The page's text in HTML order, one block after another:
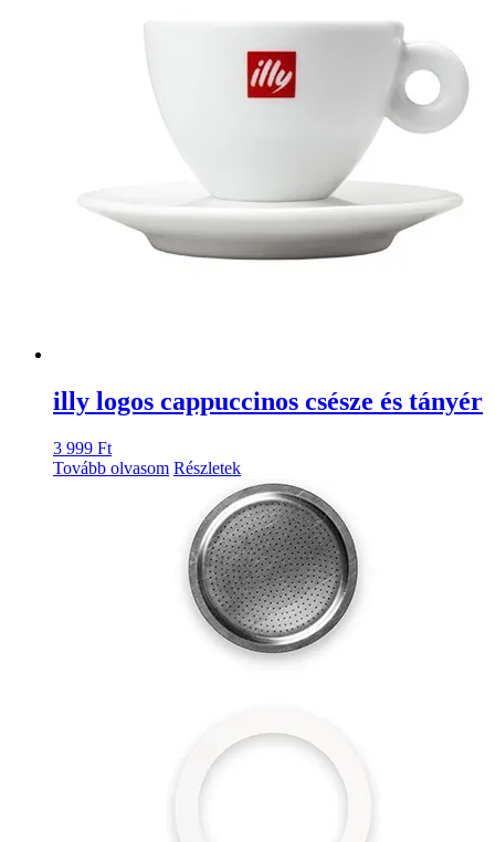
illy logos cappuccinos csésze és tányér
3 999 Ft
Tovább olvasom Részletek